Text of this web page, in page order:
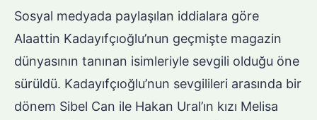
Sosyal medyada paylaşılan iddialara göre
Alaattin Kadayıfçıoğlu’nun geçmişte magazin
dünyasının tanınan isimleriyle sevgili olduğu öne
sürüldü. Kadayıfçıoğlu’nun sevgilileri arasında bir
dönem Sibel Can ile Hakan Ural’ın kızı Melisa